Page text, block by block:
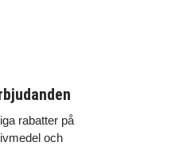
rabatter på
och